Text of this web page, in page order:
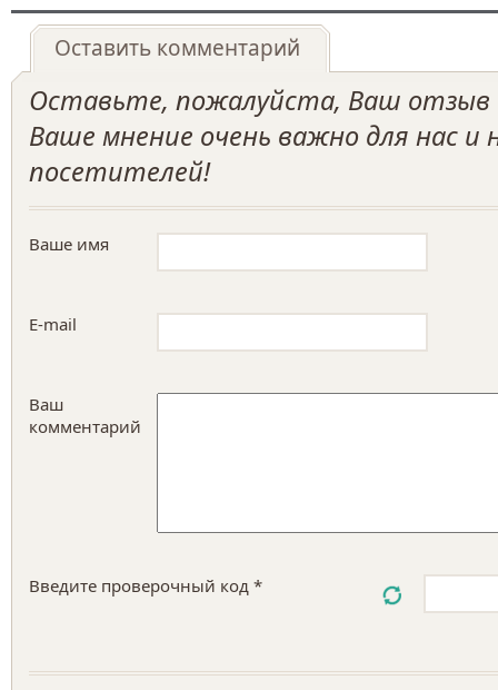
Оставить комментарий
Оставьте, пожалуйста, Ваш отзыв
Ваше мнение очень важно для нас и
посетителей!
Ваше имя
E-mail
Ваш
комментарий
Введите проверочный код *